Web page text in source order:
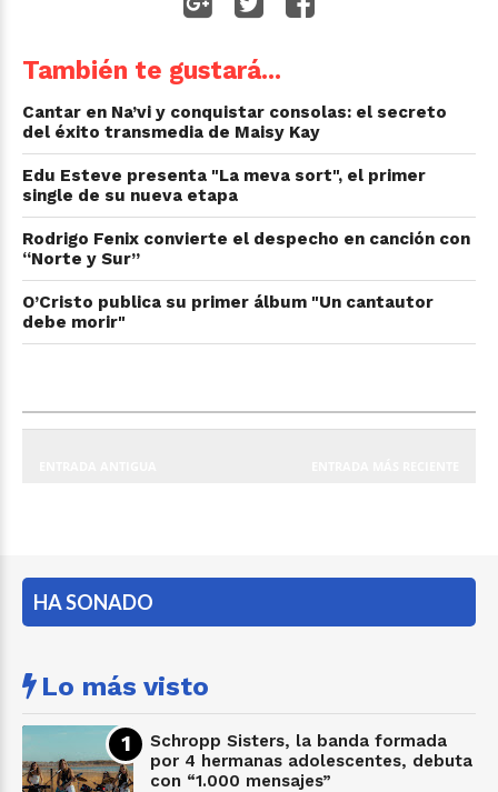
También te gustará...
Cantar en Na’vi y conquistar consolas: el secreto
del éxito transmedia de Maisy Kay
Edu Esteve presenta "La meva sort", el primer
single de su nueva etapa
Rodrigo Fenix convierte el despecho en canción con
“Norte y Sur”
O’Cristo publica su primer álbum "Un cantautor
debe morir"
HA SONADO
Lo más visto
Schropp Sisters, la banda formada
por 4 hermanas adolescentes, debuta
con “1.000 mensajes”